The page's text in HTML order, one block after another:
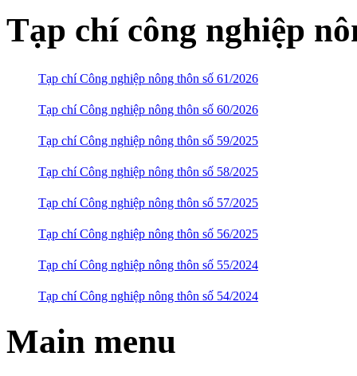
Tạp chí công nghiệp
Tạp chí Công nghiệp nông thôn số 61/2026
Tạp chí Công nghiệp nông thôn số 60/2026
Tạp chí Công nghiệp nông thôn số 59/2025
Tạp chí Công nghiệp nông thôn số 58/2025
Tạp chí Công nghiệp nông thôn số 57/2025
Tạp chí Công nghiệp nông thôn số 56/2025
Tạp chí Công nghiệp nông thôn số 55/2024
Tạp chí Công nghiệp nông thôn số 54/2024
Main menu